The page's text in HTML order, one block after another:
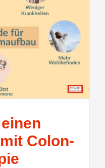
Colon-